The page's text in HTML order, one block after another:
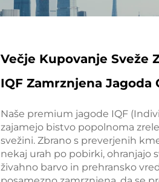
Večje Kupovanje Sveže
IQF Zamrznjena Jagoda
Naše premium jagode IQF
zajamejo bistvo popolnoma
svežini. Zbrano s preverjenih
nekaj urah po pobirki, ohranjajo
živahno barvo in prehransko